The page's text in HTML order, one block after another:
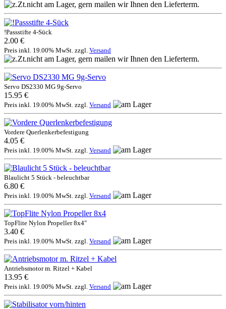
!Passstifte 4-Sück
2.00 €
Preis inkl. 19.00% MwSt. zzgl. Versand
Servo DS2330 MG 9g-Servo
15.95 €
Preis inkl. 19.00% MwSt. zzgl. Versand
Vordere Querlenkerbefestigung
4.05 €
Preis inkl. 19.00% MwSt. zzgl. Versand
Blaulicht 5 Stück - beleuchtbar
6.80 €
Preis inkl. 19.00% MwSt. zzgl. Versand
TopFlite Nylon Propeller 8x4"
3.40 €
Preis inkl. 19.00% MwSt. zzgl. Versand
Antriebsmotor m. Ritzel + Kabel
13.95 €
Preis inkl. 19.00% MwSt. zzgl. Versand